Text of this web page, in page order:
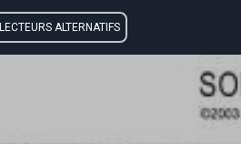
LECTEURS ALTERNATIFS